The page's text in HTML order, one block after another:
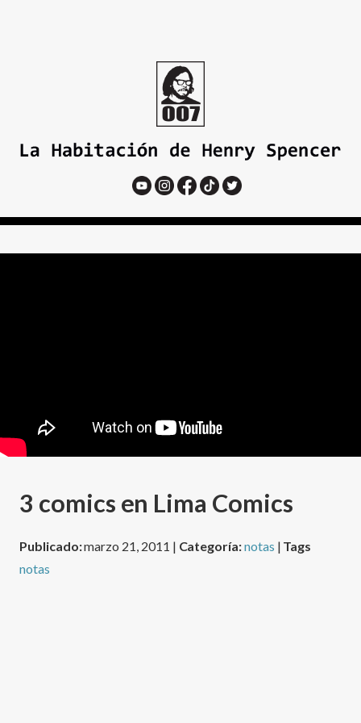
3 comics en Lima Comics
Publicado:marzo 21, 2011 | Categoría:notas | Tags
notas